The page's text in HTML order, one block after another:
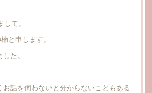
て。
と申します。
た。
お話を伺わないと分からないこともある